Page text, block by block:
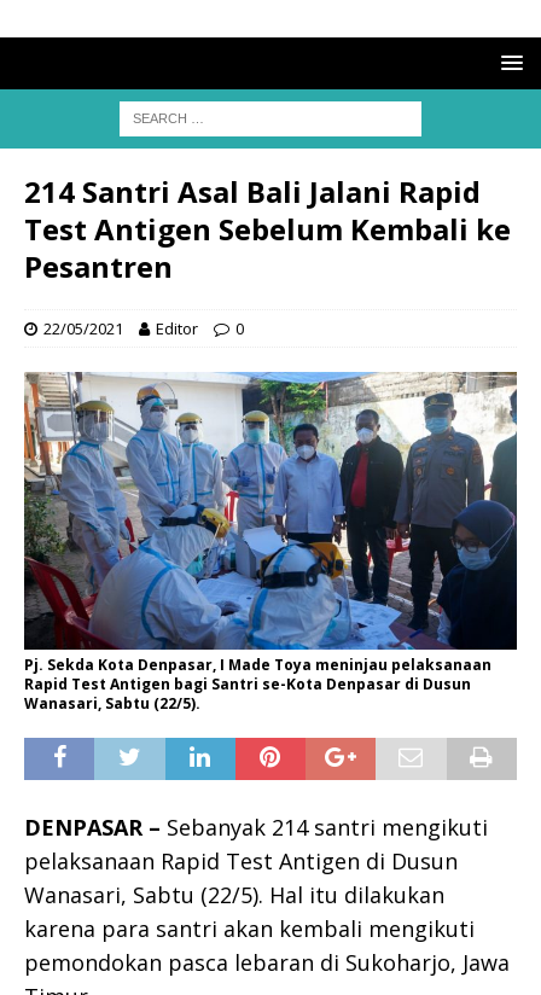
214 Santri Asal Bali Jalani Rapid
Test Antigen Sebelum Kembali ke
Pesantren
22/05/2021 Editor 0
Pj. Sekda Kota Denpasar, I Made Toya meninjau pelaksanaan
Rapid Test Antigen bagi Santri se-Kota Denpasar di Dusun
Wanasari, Sabtu (22/5).
DENPASAR – Sebanyak 214 santri mengikuti
pelaksanaan Rapid Test Antigen di Dusun
Wanasari, Sabtu (22/5). Hal itu dilakukan
karena para santri akan kembali mengikuti
pemondokan pasca lebaran di Sukoharjo, Jawa